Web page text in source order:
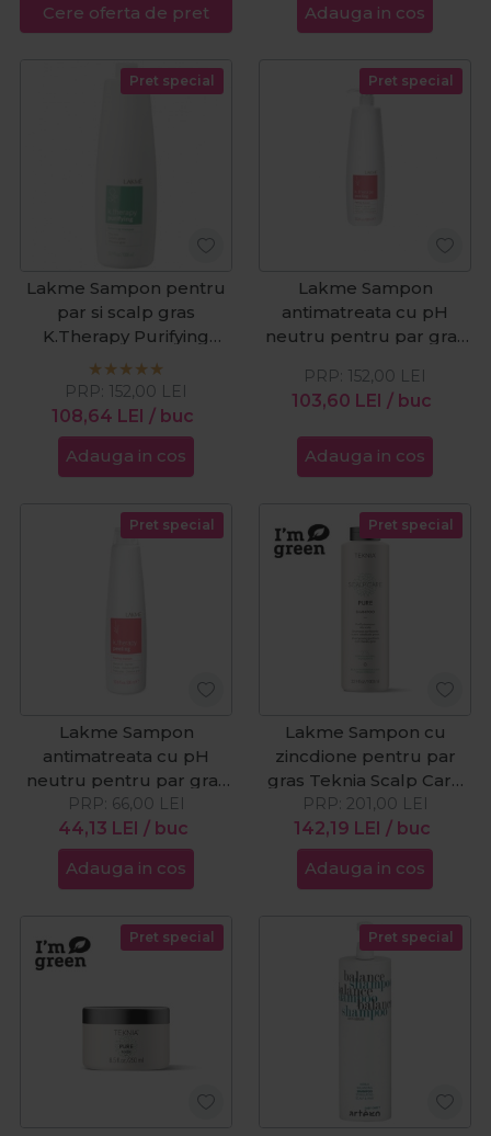
Cere oferta de pret Adauga in cos
Pret special
Lakme Sampon pentru
par si scalp gras
K.Therapy Purifying
1000ml
108,64 LEI / buc
PRP: 152,00 LEI
Adauga in cos
Pret special
Lakme Sampon
antimatreata cu pH
neutru pentru par gras
1000ml
103,60 LEI / buc
PRP: 152,00 LEI
Adauga in cos
Pret special
Lakme Sampon
antimatreata cu pH
neutru pentru par gras
K.Therapy Peeling
300ml
44,13 LEI / buc
PRP: 66,00 LEI
Adauga in cos
Pret special
Lakme Sampon cu
zincdione pentru par
gras Teknia Scalp Care
Pure 1000ml
142,19 LEI / buc
PRP: 201,00 LEI
Adauga in cos
Pret special Pret special